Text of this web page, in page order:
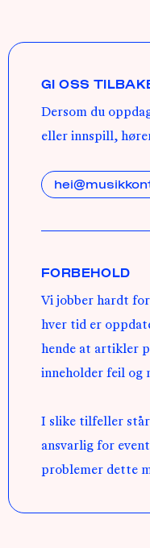
GI OSS
Dersom du
eller innspill,
FORBEHOLD
Vi jobber hardt
hver tid er
hende at artikler
inneholder feil og
I slike tilfeller
ansvarlig for
problemer dette